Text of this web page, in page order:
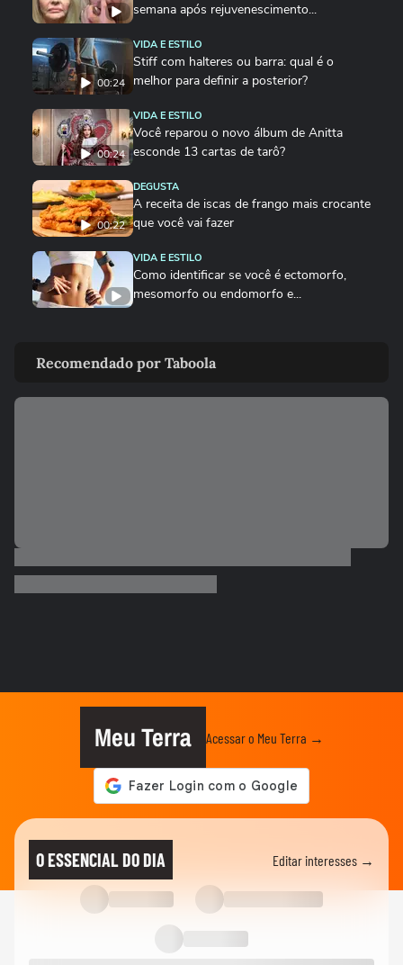
semana após rejuvenescimento...
00:24
VIDA E ESTILO
Stiff com halteres ou barra: qual é o
melhor para definir a posterior?
00:24
VIDA E ESTILO
Você reparou o novo álbum de Anitta
esconde 13 cartas de tarô?
00:22
DEGUSTA
A receita de iscas de frango mais crocante
que você vai fazer
VIDA E ESTILO
Como identificar se você é ectomorfo,
mesomorfo ou endomorfo e...
DEGUSTA
'Comecei por necessidade de criança':
artista transforma tubos de...
Dia dos Pais: veja looks de papais
famosos em chá de bebê,...
Menina russa se surpreende ao ganhar
doces e bolo em aniversário em SP
Recomendado por Taboola
Meu Terra Acessar o Meu Terra →
O ESSENCIAL DO DIA Editar interesses →